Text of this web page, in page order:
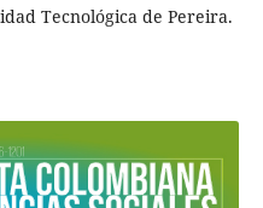
Tecnológica de Pereira.